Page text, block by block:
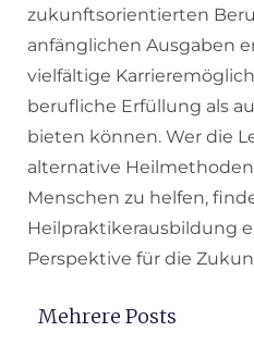
zukunftsorientierten
anfänglichen Ausgaben
vielfältige
berufliche Erfüllung als
bieten können. Wer die
alternative
Menschen zu helfen,
Heilpraktikerausbildung
Perspektive für die
Mehrere Posts